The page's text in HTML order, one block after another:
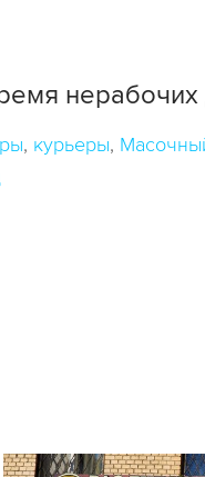
нерабочих
курьеры